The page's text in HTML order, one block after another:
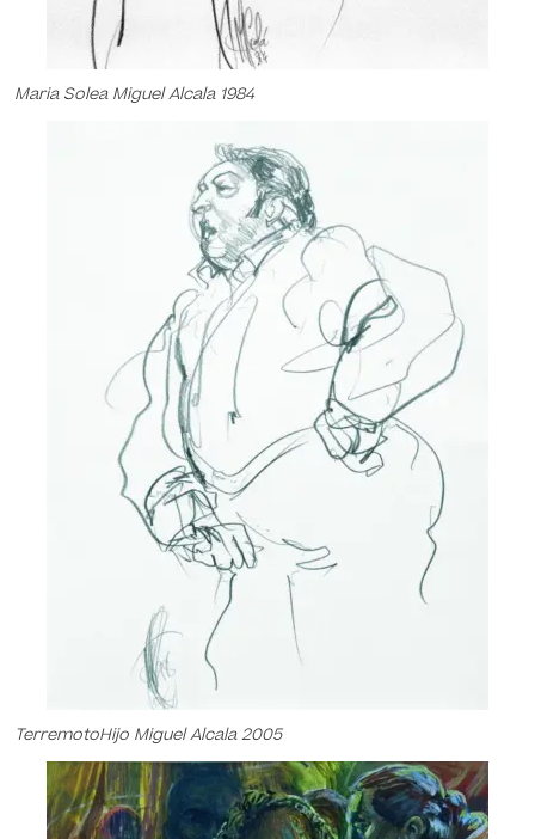
Maria Solea Miguel Alcala 1984
TerremotoHijo Miguel Alcala 2005